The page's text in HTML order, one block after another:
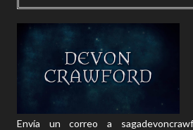
Envía un correo a